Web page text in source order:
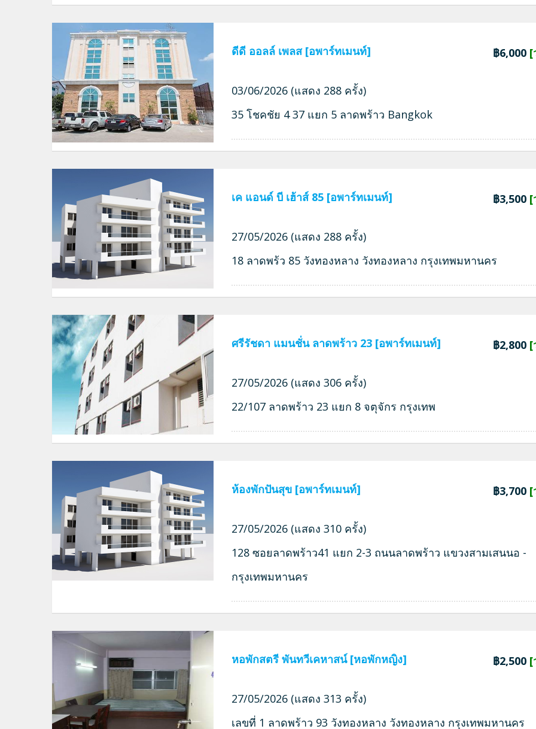
ดีดี ออลล์ เพลส [อพาร์ทเมนท์] ฿6,000 [
03/06/2026 (แสดง 288 ครั้ง)
35 โชคชัย 4 37 แยก 5 ลาดพร้าว Bangkok
เค แอนด์ บี เฮ้าส์ 85 [อพาร์ทเมนท์] ฿3,500 [
27/05/2026 (แสดง 288 ครั้ง)
18 ลาดพร้ว 85 วังทองหลาง วังทองหลาง กรุงเทพมหานคร
ศรีรัชดา แมนชั่น ลาดพร้าว 23 [อพาร์ทเมนท์] ฿2,800 [
27/05/2026 (แสดง 306 ครั้ง)
22/107 ลาดพร้าว 23 แยก 8 จตุจักร กรุงเทพ
ห้องพักปันสุข [อพาร์ทเมนท์] ฿3,700 [
27/05/2026 (แสดง 310 ครั้ง)
128 ซอยลาดพร้าว41 แยก 2-3 ถนนลาดพร้าว แขวงสามเสนนอ -
กรุงเทพมหานคร
หอพักสตรี พันทวีเคหาสน์ [หอพักหญิง] ฿2,500 [
27/05/2026 (แสดง 313 ครั้ง)
เลขที่ 1 ลาดพร้าว 93 วังทองหลาง วังทองหลาง กรุงเทพมหานคร